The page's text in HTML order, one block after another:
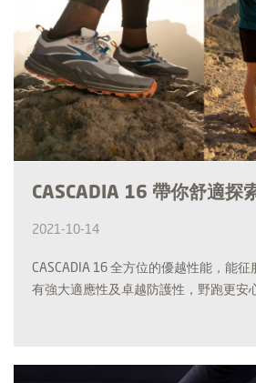
CASCADIA 16 帶你舒適探
2021-10-14
CASCADIA 16 全方位的優越性能，能
有強大適應性及卓越防護性，野跑更安